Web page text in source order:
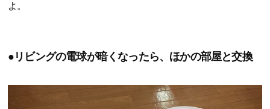
よ。
●リビングの電球が暗くなったら、ほかの部屋と交換